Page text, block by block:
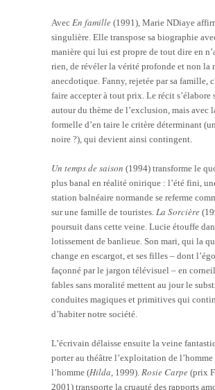
Avec En famille (1991), Marie NDiaye
singulière. Elle transpose sa biographie
manière qui lui est propre de tout dire en
rien, de révéler la vérité profonde et non la
anecdotique. Fanny, rejetée par sa famille,
faire accepter à tout prix. Le récit s’élabore
autour du thème de l’exclusion, mais avec
formelle d’en taire le critère déterminant
noire ?), qui devient ainsi contingent.
Un temps de saison (1994) transforme le
plus banal en réalité onirique : l’été fini,
station balnéaire normande se referme
sur une famille de touristes. La Sorcière
poursuit dans cette veine. Lucie étouffe
lotissement de banlieue. Son mari, qui la
change en escargot, et ses filles – dont
façonné par le jargon télévisuel – en
fables sans moralité mettent au jour le
conduites magiques et primitives qui
d’habiter notre société.
L’écrivain délaisse ensuite la veine
porter au théâtre l’exploitation de l’homme
l’homme (Hilda, 1999). Rosie Carpe (prix
2001) transporte la cruauté des rapports